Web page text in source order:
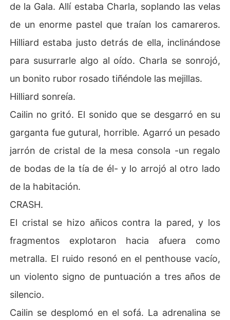
de la Gala. Allí estaba Charla, soplando las velas
de un enorme pastel que traían los camareros.
Hilliard estaba justo detrás de ella, inclinándose
para susurrarle algo al oído. Charla se sonrojó,
un bonito rubor rosado tiñéndole las mejillas.
Hilliard sonreía.
Cailin no gritó. El sonido que se desgarró en su
garganta fue gutural, horrible. Agarró un pesado
jarrón de cristal de la mesa consola -un regalo
de bodas de la tía de él- y lo arrojó al otro lado
de la habitación.
CRASH.
El cristal se hizo añicos contra la pared, y los
fragmentos explotaron hacia afuera como
metralla. El ruido resonó en el penthouse vacío,
un violento signo de puntuación a tres años de
silencio.
Cailin se desplomó en el sofá. La adrenalina se